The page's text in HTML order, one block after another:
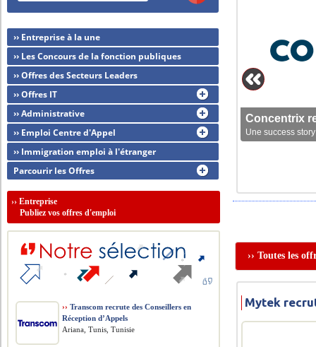
Concentrix
Une success
›› Toutes les
Mytek
›› Entreprise à la une
›› Les Concours de la fonction publiques
›› Offres des Secteurs Leaders
›› Offres IT
›› Administrative
›› Emploi Centre d'Appel
›› Immigration emploi à l'étranger
Parcourir les Offres
››Entreprise
Publiez vos offres d'emploi
›› Transcom recrute des Conseillers en
Réception d’Appels
Ariana, Tunis, Tunisie